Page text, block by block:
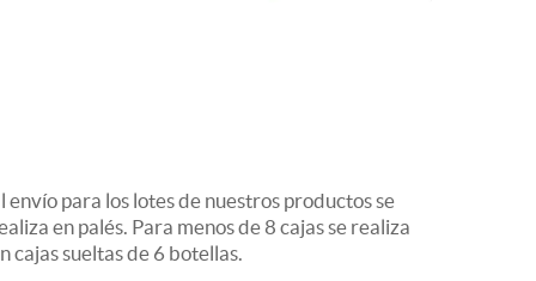
envío para los lotes de nuestros productos se
en palés. Para menos de 8 cajas se realiza
cajas sueltas de 6 botellas.